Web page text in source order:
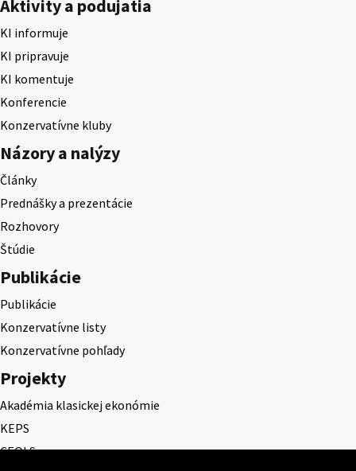
Aktivity a podujatia
KI informuje
KI pripravuje
KI komentuje
Konferencie
Konzervatívne kluby
Názory a nalýzy
Články
Prednášky a prezentácie
Rozhovory
Štúdie
Publikácie
Publikácie
Konzervatívne listy
Konzervatívne pohľady
Projekty
Akadémia klasickej ekonómie
KEPS
CEQLS